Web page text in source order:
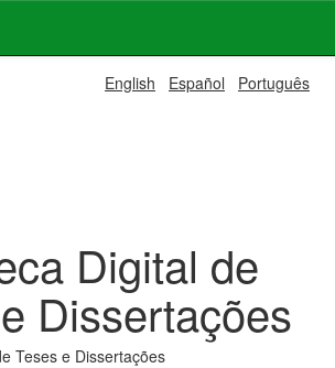
English Español Português
Digital de
Dissertações
Teses e Dissertações